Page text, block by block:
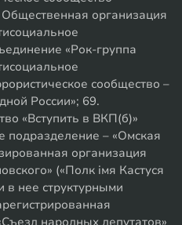
организация
«Рок-группа
сообщество –
России»; 69.
«Вступить в ВКП(б)»
подразделение – «Омская
организация
(«Полк iмя Кастуся
в нее структурными
народных депутатов»